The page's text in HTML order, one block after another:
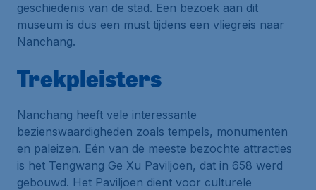
geschiedenis van de stad. Een bezoek aan dit
museum is dus een must tijdens een vliegreis naar
Nanchang.
Trekpleisters
Nanchang heeft vele interessante
bezienswaardigheden zoals tempels, monumenten
en paleizen. Eén van de meeste bezochte attracties
is het Tengwang Ge Xu Paviljoen, dat in 658 werd
gebouwd. Het Paviljoen dient voor culturele